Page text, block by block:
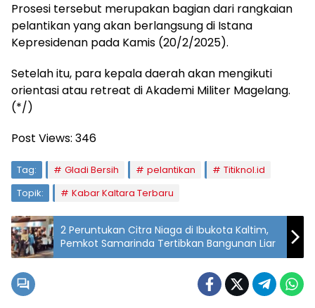
Prosesi tersebut merupakan bagian dari rangkaian
pelantikan yang akan berlangsung di Istana
Kepresidenan pada Kamis (20/2/2025).
Setelah itu, para kepala daerah akan mengikuti
orientasi atau retreat di Akademi Militer Magelang.
(*/)
Post Views: 346
Tag: Gladi Bersih pelantikan
Titiknol.id
Topik:
Kabar Kaltara Terbaru
2 Peruntukan Citra Niaga di Ibukota Kaltim,
Pemkot Samarinda Tertibkan Bangunan Liar